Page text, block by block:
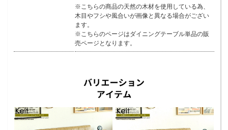
※こちらの商品の天然の木材を使用している為、
木目やフシや風合いが画像と異なる場合がござい
ます。
※こちらのページはダイニングテーブル単品の販
売ページとなります。